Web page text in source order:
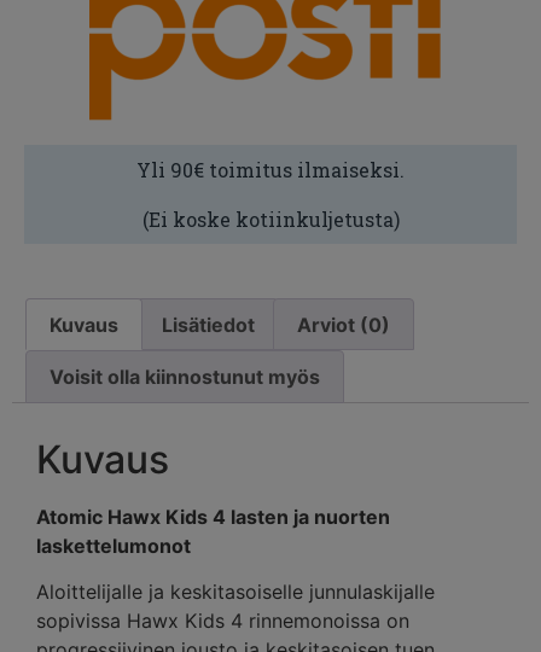
Yli 90€ toimitus ilmaiseksi.
(Ei koske kotiinkuljetusta)
Kuvaus Lisätiedot Arviot (0)
Voisit olla kiinnostunut myös
Kuvaus
Atomic Hawx Kids 4 lasten ja nuorten
laskettelumonot
Aloittelijalle ja keskitasoiselle junnulaskijalle
sopivissa Hawx Kids 4 rinnemonoissa on